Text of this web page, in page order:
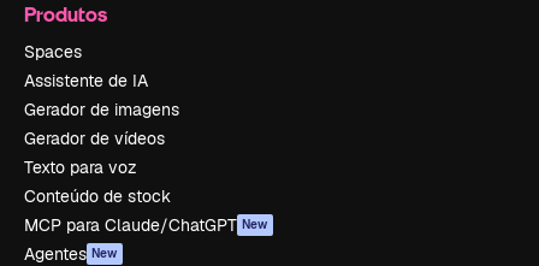
Produtos
Spaces
Assistente de IA
Gerador de imagens
Gerador de vídeos
Texto para voz
Conteúdo de stock
MCP para Claude/ChatGPT New
Agentes New